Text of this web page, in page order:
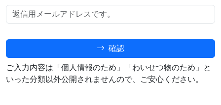
確認
ご入力内容は「個人情報のため」「わいせつ物のため」と
いった分類以外公開されませんので、ご安心ください。